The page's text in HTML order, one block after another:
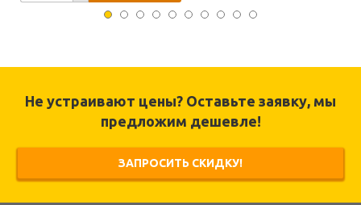
Не устраивают цены? Оставьте заявку, мы
предложим дешевле!
ЗАПРОСИТЬ СКИДКУ!